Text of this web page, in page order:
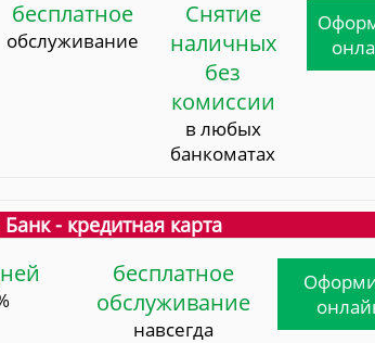
бесплатное
обслуживание
Снятие
наличных
без
комиссии
в любых
банкоматах
- кредитная карта
бесплатное
обслуживание
навсегда